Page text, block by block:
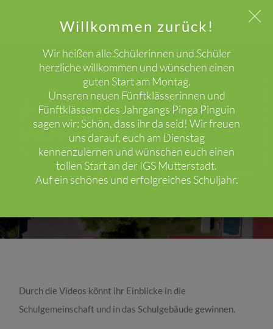
Willkommen zurück!
Wir heißen alle Schülerinnen und Schüler
herzliche willkommen und wünschen einen
guten Start am Montag.
Unseren neuen Fünftklässerinnen und
Fünftklässern des Jahrgangs Pinga Pinguin
sagen wir: Schön, dass ihr da seid! Wir freuen
uns darauf, euch am Dienstag
kennenzulernen und wünschen euch einen
tollen Start an der IGS Mutterstadt.
Auf ein schönes und erfolgreiches Schuljahr.
Momente unseres
Schullebens
HOME MOMENTE UNSERES SCHULLEBENS
Durch die Videos könnt ihr Einblicke in die
Schulgemeinschaft und in das Schulgebäude gewinnen.